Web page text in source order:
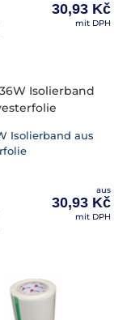
30,93 Kč
mit DPH
Isolierband aus
aus
30,93 Kč
mit DPH